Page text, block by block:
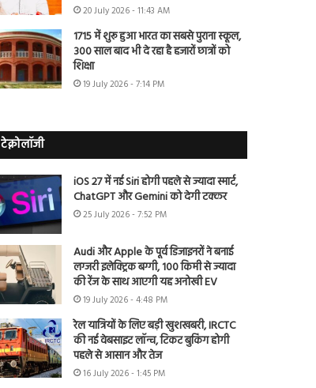
20 July 2026 - 11:43 AM
1715 में शुरू हुआ भारत का सबसे पुराना स्कूल,
300 साल बाद भी दे रहा है हजारों छात्रों को
शिक्षा
19 July 2026 - 7:14 PM
टेक्नोलॉजी
iOS 27 में नई Siri होगी पहले से ज्यादा स्मार्ट,
ChatGPT और Gemini को देगी टक्कर
25 July 2026 - 7:52 PM
Audi और Apple के पूर्व डिजाइनरों ने बनाई
लग्जरी इलेक्ट्रिक बग्गी, 100 किमी से ज्यादा
की रेंज के साथ आएगी यह अनोखी EV
19 July 2026 - 4:48 PM
रेल यात्रियों के लिए बड़ी खुशखबरी, IRCTC
की नई वेबसाइट लॉन्च, टिकट बुकिंग होगी
पहले से आसान और तेज
16 July 2026 - 1:45 PM